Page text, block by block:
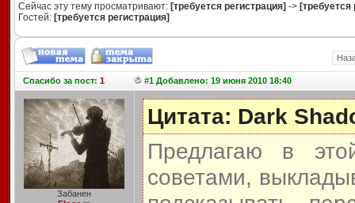
Сейчас эту тему просматривают: [требуется регистрация] -> [требуется
Гостей: [требуется регистрация]
Спасибоза пост: 1 #1 Добавлено: 19 июня 2010 18:40
Забанен
Цитата: Dark
Предлагаю в
советами,